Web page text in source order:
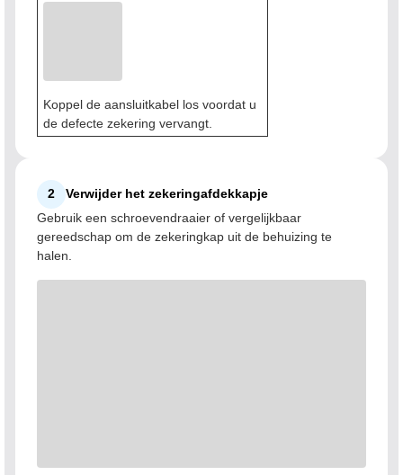
Koppel de aansluitkabel los voordat u
de defecte zekering vervangt.
2
Verwijder het zekeringafdekkapje
Gebruik een schroevendraaier of vergelijkbaar
gereedschap om de zekeringkap uit de behuizing te
halen.